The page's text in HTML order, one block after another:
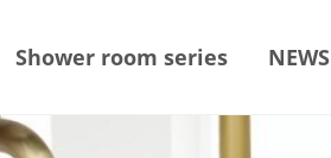
Shower room series NEWS